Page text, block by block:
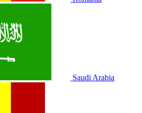
Saudi Arabia